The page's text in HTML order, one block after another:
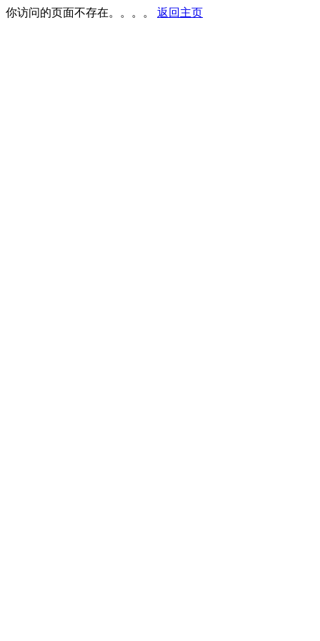
你访问的页面不存在。。。。 返回主页